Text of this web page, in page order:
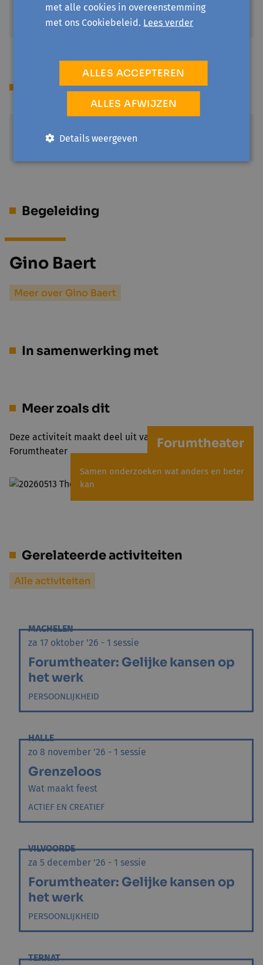
1500 Halle
Toon op kaart
Begeleiding
Gino Baert
Meer over Gino Baert
In samenwerking met
Meer zoals dit
Deze activiteit maakt deel uit van het project
Forumtheater
Forumtheater
Samen onderzoeken wat anders en beter
kan
Gerelateerde activiteiten
Alle activiteiten
MACHELEN
za 17 oktober '26 - 1 sessie
Forumtheater: Gelijke kansen op
het werk
PERSOONLIJKHEID
HALLE
zo 8 november '26 - 1 sessie
Grenzeloos
Wat maakt feest
ACTIEF EN CREATIEF
VILVOORDE
za 5 december '26 - 1 sessie
Forumtheater: Gelijke kansen op
het werk
PERSOONLIJKHEID
TERNAT
met alle cookies in overeenstemming
met ons Cookiebeleid. Lees verder
ALLES ACCEPTEREN
ALLES AFWIJZEN
Details weergeven